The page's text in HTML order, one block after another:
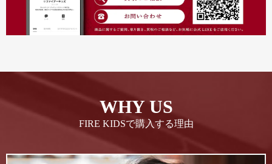
WHY US
FIRE KIDSで購入する理由